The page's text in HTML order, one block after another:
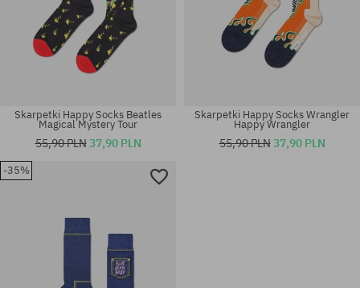
Skarpetki Happy Socks Beatles
Magical Mystery Tour
55,90 PLN37,90 PLN
Skarpetki Happy Socks Wrangler
Happy Wrangler
55,90 PLN37,90 PLN
-35%